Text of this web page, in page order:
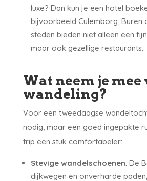
luxe? Dan kun je een hotel
bijvoorbeeld Culemborg, Buren
steden bieden niet alleen een
maar ook gezellige restaurants.
Wat neem je mee
wandeling?
Voor een tweedaagse
nodig, maar een goed ingepakte
trip een stuk comfortabeler:
Stevige wandelschoenen: De
dijkwegen en onverharde